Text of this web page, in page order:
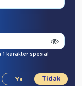
1 karakter spesial